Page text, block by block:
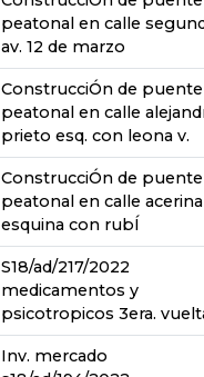
peatonal en calle
av. 12 de marzo
ConstrucciÓn de puente
peatonal en calle
prieto esq. con leona v.
ConstrucciÓn de puente
peatonal en calle acerina
esquina con rubÍ
S18/ad/217/2022
medicamentos y
psicotropicos 3era.
Inv. mercado